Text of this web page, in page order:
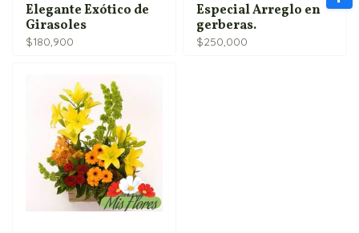
Elegante Exótico de
Girasoles
$180,900
Especial Arreglo en
gerberas.
$250,000